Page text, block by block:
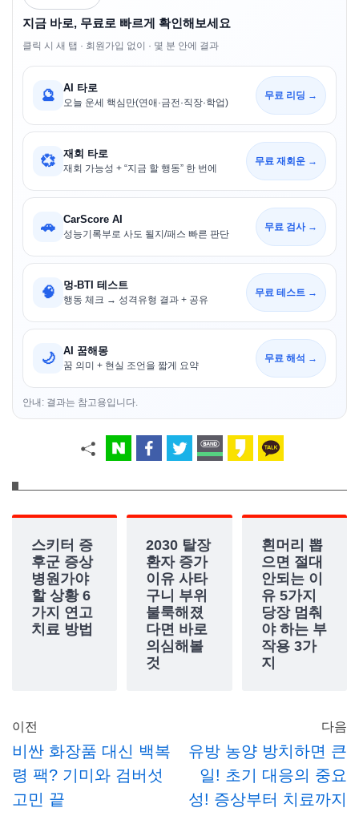
지금 바로, 무료로 빠르게 확인해보세요
클릭 시 새 탭 · 회원가입 없이 · 몇 분 안에 결과
🔮 AI 타로
오늘 운세 핵심만(연애·금전·직장·학업)
무료 리딩 →
💞 재회 타로
재회 가능성 + “지금 할 행동” 한 번에
무료 재회운 →
🚗 CarScore AI
성능기록부로 사도 될지/패스 빠른 판단
무료 검사 →
🧠 멍-BTI 테스트
행동 체크 → 성격유형 결과 + 공유
무료 테스트 →
🌙 AI 꿈해몽
꿈 의미 + 현실 조언을 짧게 요약
무료 해석 →
안내: 결과는 참고용입니다.
스키터 증
후군 증상
병원가야
할 상황 6
가지 연고
치료 방법
2030 탈장
환자 증가
이유 사타
구니 부위
불룩해졌
다면 바로
의심해볼
것
흰머리 뽑
으면 절대
안되는 이
유 5가지
당장 멈춰
야 하는 부
작용 3가
지
이전
비싼 화장품 대신 백복
령 팩? 기미와 검버섯
고민 끝
다음
유방 농양 방치하면 큰
일! 초기 대응의 중요
성! 증상부터 치료까지